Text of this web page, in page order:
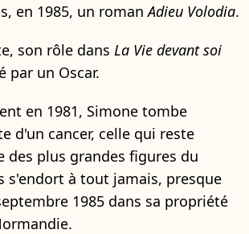
en 1985, un romanAdieu Volodia.
son rôle dans La Vie devant soi
par un Oscar.
en 1981, Simone tombe
d'un cancer, celle qui reste
des plus grandes figures du
s'endort à tout jamais, presque
1985 dans sa propriété